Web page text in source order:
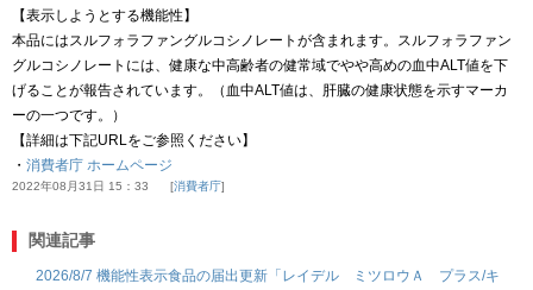
【表示しようとする機能性】
本品にはスルフォラファングルコシノレートが含まれます。スルフォラファン
グルコシノレートには、健康な中高齢者の健常域でやや高めの血中ALT値を下
げることが報告されています。（血中ALT値は、肝臓の健康状態を示すマーカ
ーの一つです。）
【詳細は下記URLをご参照ください】
・ 消費者庁 ホームページ
2022年08月31日 15：33 消費者庁
関連記事
2026/8/7 機能性表示食品の届出更新「レイデル ミツロウＡ プラス/キ